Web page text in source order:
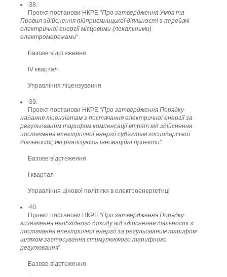
38.
Проект постанови НКРЕ "Про затвердження Умов та
Правил здійснення підприємницької діяльності з передачі
електричної енергії місцевими (локальними)
електромережами"
Базове відстеження
ІV квартал
Управління ліцензування
39.
Проект постанови НКРЕ "Про затвердження Порядку
надання ліцензіатам з постачання електричної енергії за
регульованим тарифом компенсації втрат від здійснення
постачання електричної енергії суб'єктам господарської
діяльності, які реалізують інноваційні проекти"
Базове відстеження
І квартал
Управління цінової політики в електроенергетиці
40.
Проект постанови НКРЕ "Про затвердження Порядку
визначення необхідного доходу від здійснення діяльності з
постачання електричної енергії за регульованим тарифом
шляхом застосування стимулюючого тарифного
регулювання"
Базове відстеження